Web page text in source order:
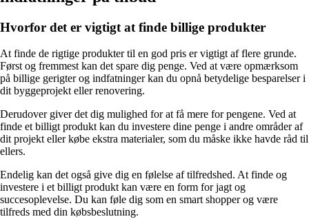
Hvorfor det er vigtigt at finde billige produkter
At finde de rigtige produkter til en god pris er vigtigt af flere grunde.
Først og fremmest kan det spare dig penge. Ved at være opmærksom
på billige gerigter og indfatninger kan du opnå betydelige besparelser i
dit byggeprojekt eller renovering.
Derudover giver det dig mulighed for at få mere for pengene. Ved at
finde et billigt produkt kan du investere dine penge i andre områder af
dit projekt eller købe ekstra materialer, som du måske ikke havde råd til
ellers.
Endelig kan det også give dig en følelse af tilfredshed. At finde og
investere i et billigt produkt kan være en form for jagt og
succesoplevelse. Du kan føle dig som en smart shopper og være
tilfreds med din købsbeslutning.